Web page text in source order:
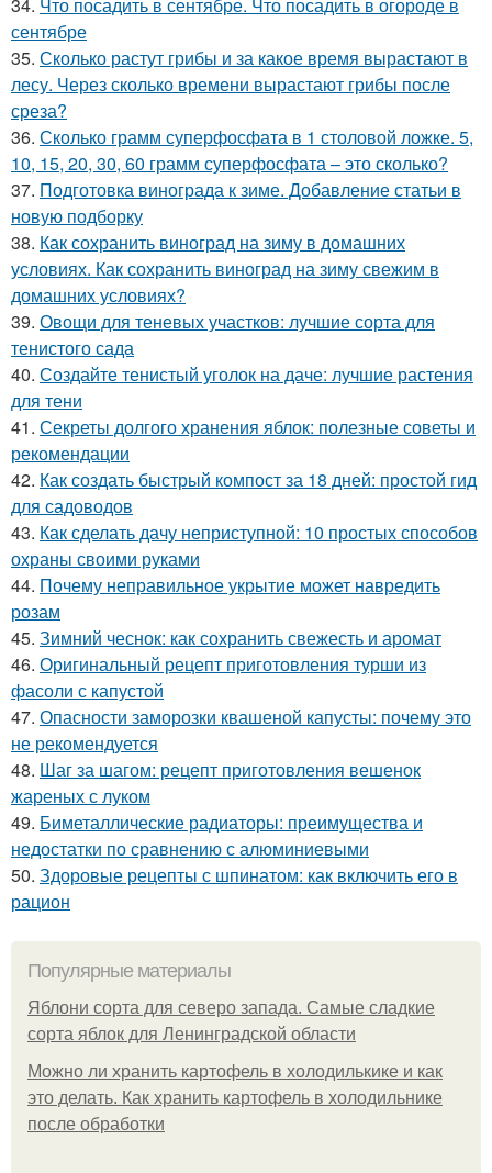
сентябре
35. Сколько растут грибы и за какое время вырастают в
лесу. Через сколько времени вырастают грибы после
среза?
36. Сколько грамм суперфосфата в 1 столовой ложке. 5,
10, 15, 20, 30, 60 грамм суперфосфата – это сколько?
37. Подготовка винограда к зиме. Добавление статьи в
новую подборку
38. Как сохранить виноград на зиму в домашних
условиях. Как сохранить виноград на зиму свежим в
домашних условиях?
39. Овощи для теневых участков: лучшие сорта для
тенистого сада
40. Создайте тенистый уголок на даче: лучшие растения
для тени
41. Секреты долгого хранения яблок: полезные советы и
рекомендации
42. Как создать быстрый компост за 18 дней: простой гид
для садоводов
43. Как сделать дачу неприступной: 10 простых способов
охраны своими руками
44. Почему неправильное укрытие может навредить
розам
45. Зимний чеснок: как сохранить свежесть и аромат
46. Оригинальный рецепт приготовления турши из
фасоли с капустой
47. Опасности заморозки квашеной капусты: почему это
не рекомендуется
48. Шаг за шагом: рецепт приготовления вешенок
жареных с луком
49. Биметаллические радиаторы: преимущества и
недостатки по сравнению с алюминиевыми
50. Здоровые рецепты с шпинатом: как включить его в
рацион
Популярные материалы
Яблони сорта для северо запада. Самые сладкие
сорта яблок для Ленинградской области
Можно ли хранить картофель в холодилькике и как
это делать. Как хранить картофель в холодильнике
после обработки